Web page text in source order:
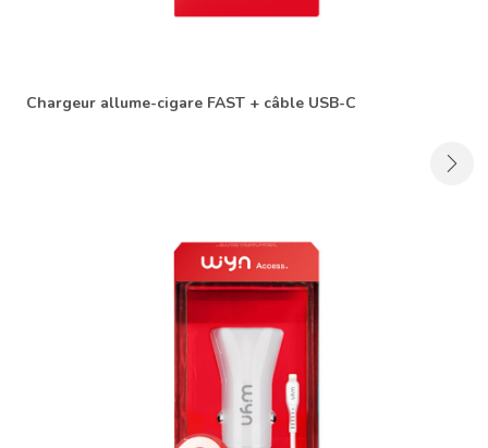
Chargeur allume-cigare FAST + câble USB-C